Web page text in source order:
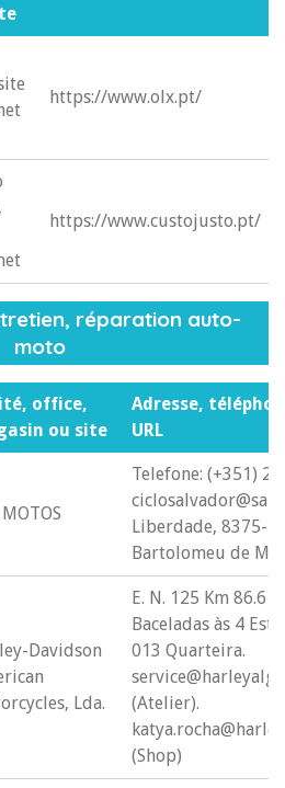
https://www.olx.pt/
https://www.custojusto.pt/
réparation auto-
moto
office,
ou site
Adresse,
URL
Telefone: (+351)
Liberdade, 8375-
Bartolomeu de
Davidson
Lda.
E. N. 125 Km 86.6
Baceladas às 4
013 Quarteira.
(Atelier).
(Shop)